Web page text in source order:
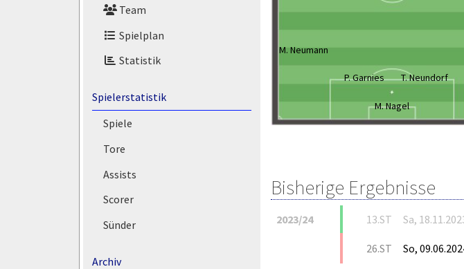
Team
Spielplan
Statistik
Spielerstatistik
Spiele
Tore
Assists
Scorer
Sünder
Archiv
M. Neumann
P. Garnies T. Neundorf
M. Nagel
Bisherige Ergebnisse
2023/24 13.ST Sa,
26.ST So,